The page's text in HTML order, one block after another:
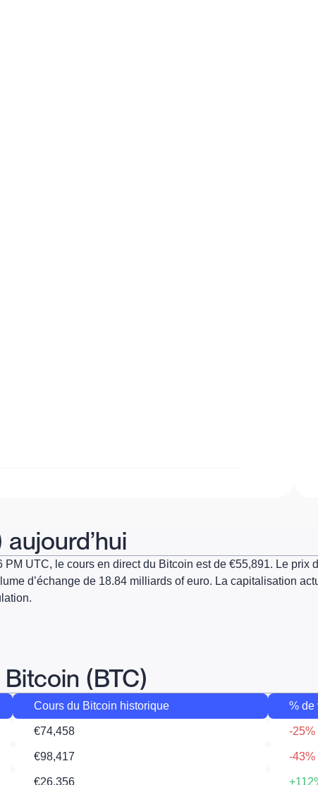
PM UTC, le cours en direct du Bitcoin est de €55,891. Le prix
d’échange de 18.84milliards of euro. La capitalisation
(BTC)
Cours du Bitcoin historique
€74,458
€98,417
€26,356
% de
-25%
-43%